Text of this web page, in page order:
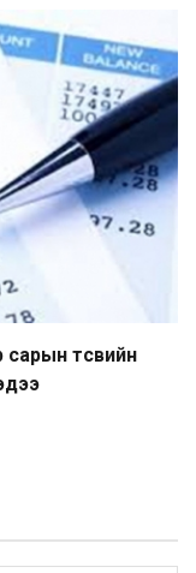
төсвийн